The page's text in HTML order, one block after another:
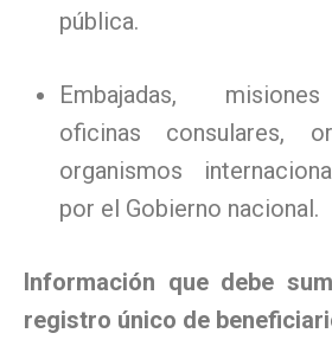
pública.
Embajadas,
oficinas consulares,
organismos
por el Gobierno nacional.
Información que debe
registro único de